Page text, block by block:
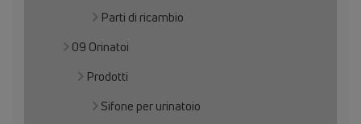
Parti di ricambio
09 Orinatoi
Prodotti
Sifone per urinatoio